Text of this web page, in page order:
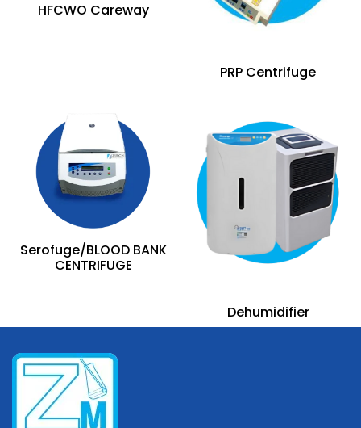
HFCWO Careway
PRP Centrifuge
Serofuge/BLOOD BANK
CENTRIFUGE
Dehumidifier